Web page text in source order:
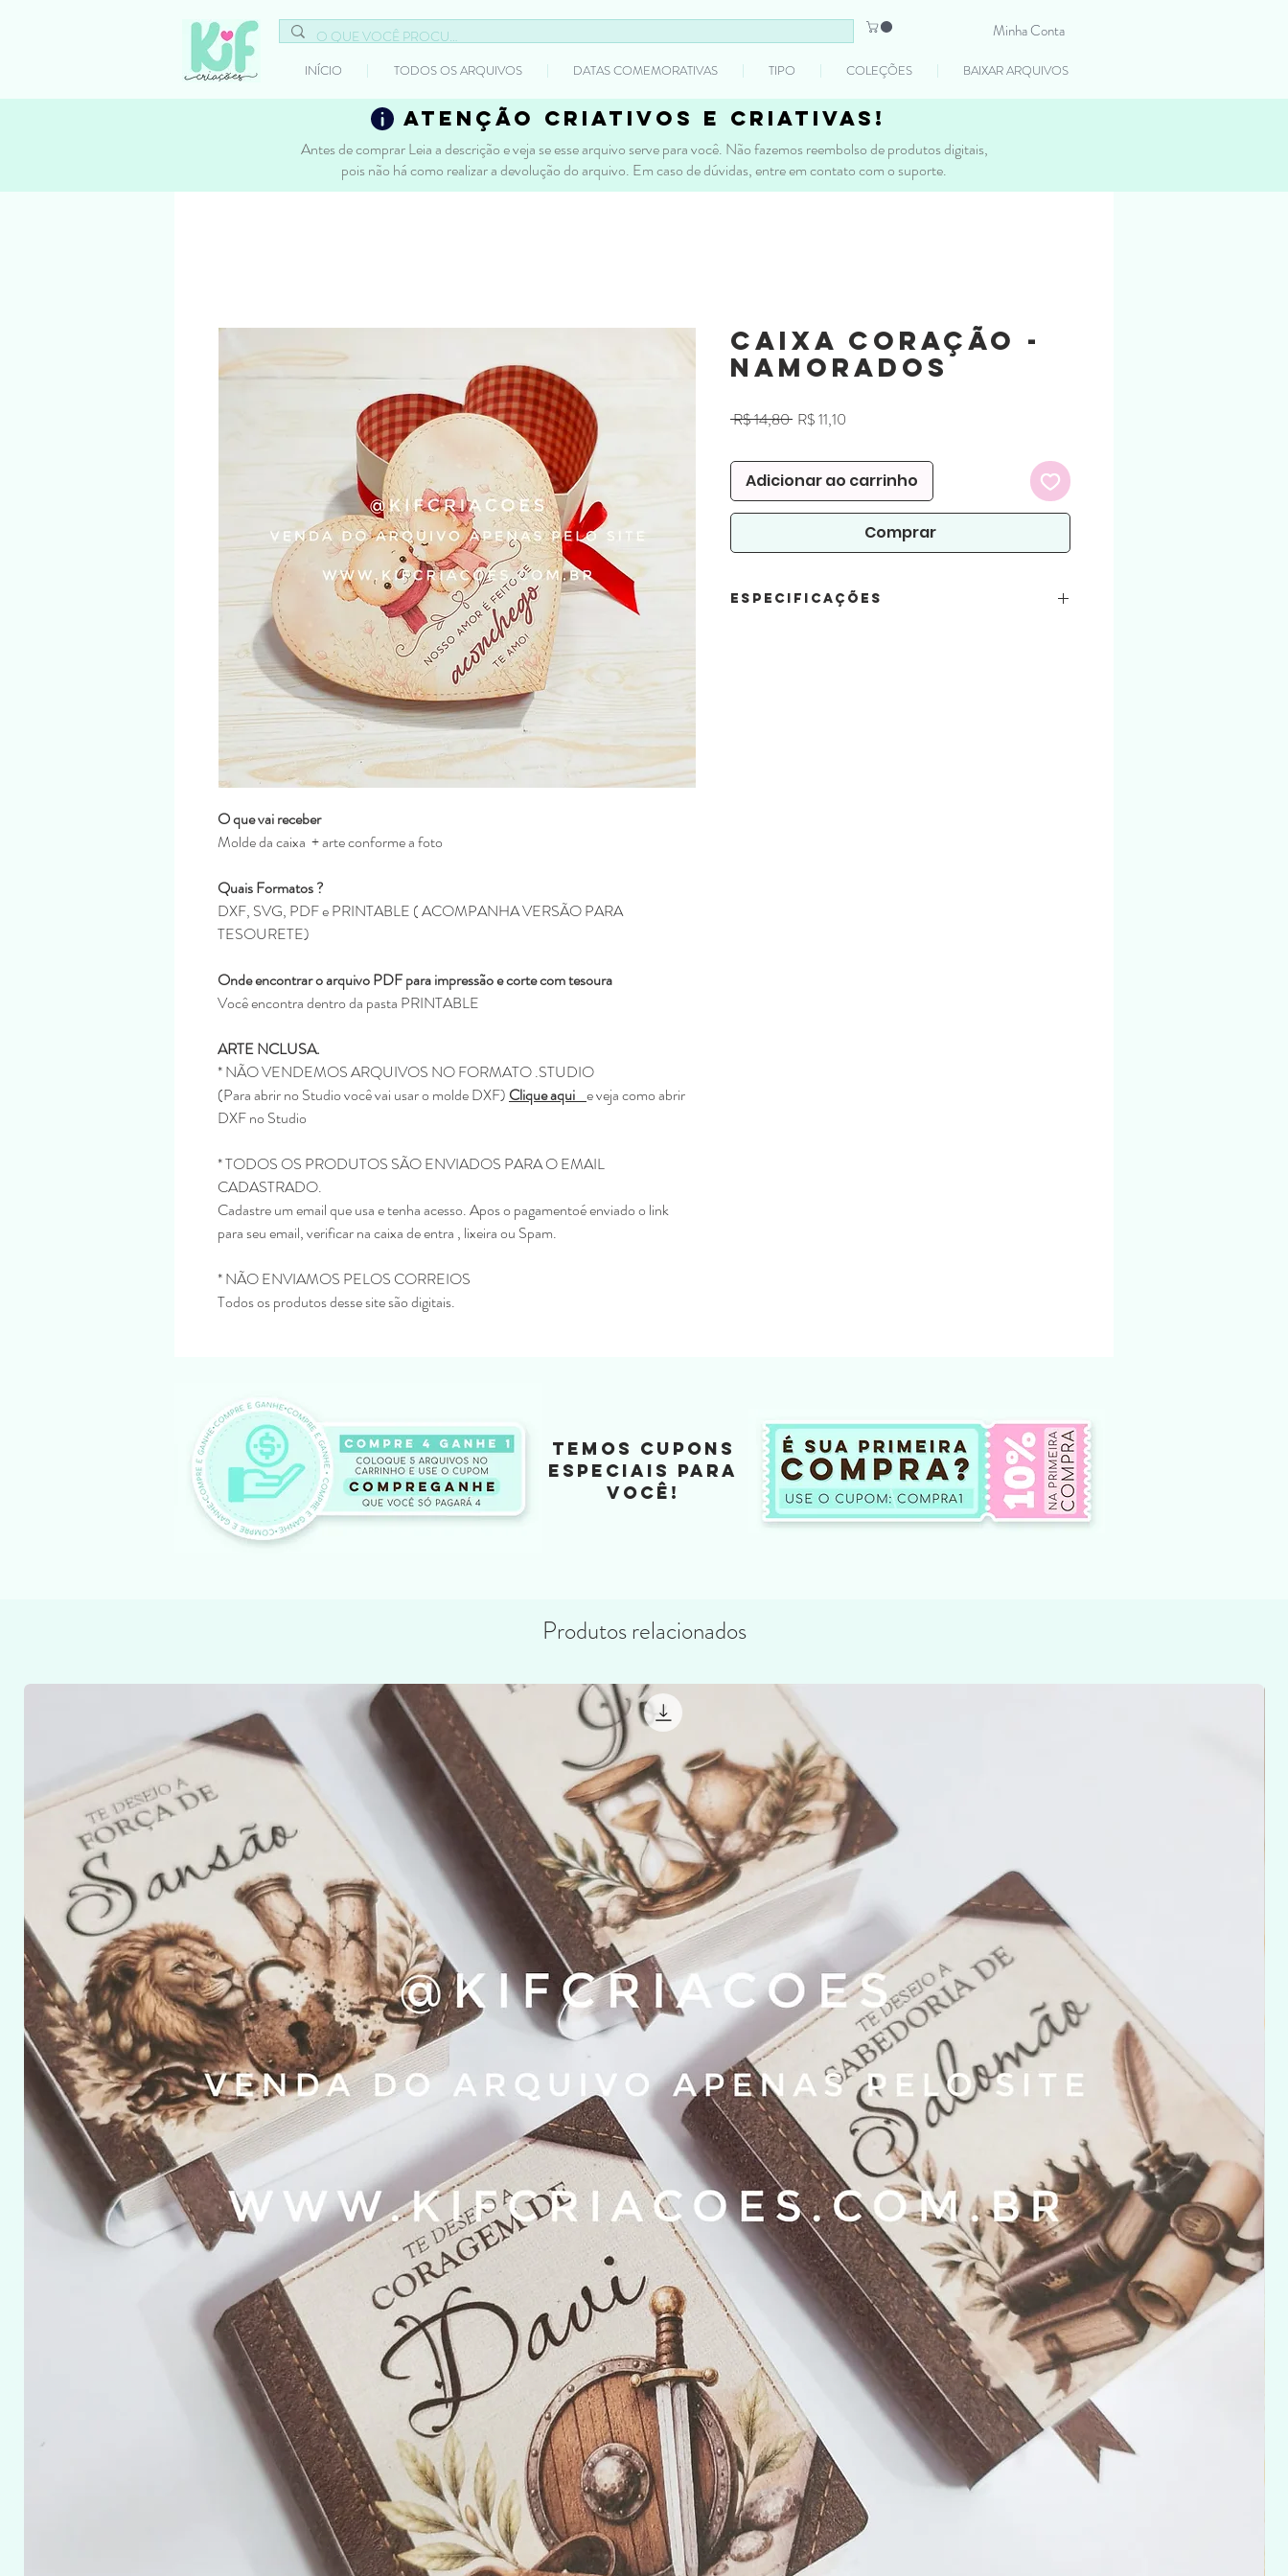
Minha Conta
INÍCIO TODOS OS ARQUIVOS DATAS COMEMORATIVAS TIPO COLEÇÕES BAIXAR ARQUIVOS
atenção criativos e criativas!
Antes de comprar Leia a descrição e veja se esse arquivo serve para você. Não fazemos reembolso de produtos digitais,
pois não há como realizar a devolução do arquivo. Em caso de dúvidas, entre em contato com o suporte.
O que vai receber
Molde da caixa + arte conforme a foto
Quais Formatos ?
DXF, SVG, PDF e PRINTABLE ( ACOMPANHA VERSÃO PARA
TESOURETE)
Onde encontrar o arquivo PDF para impressão e corte com tesoura
Você encontra dentro da pasta PRINTABLE
ARTE NCLUSA.
* NÃO VENDEMOS ARQUIVOS NO FORMATO .STUDIO
(Para abrir no Studio você vai usar o molde DXF) Clique aqui e veja como abrir
DXF no Studio
* TODOS OS PRODUTOS SÃO ENVIADOS PARA O EMAIL
CADASTRADO.
Cadastre um email que usa e tenha acesso. Apos o pagamentoé enviado o link
para seu email, verificar na caixa de entra , lixeira ou Spam.
* NÃO ENVIAMOS PELOS CORREIOS
Todos os produtos desse site são digitais.
Caixa Coração -
Namorados
R$ 14,80 Preço
R$ 11,10
Adicionar ao carrinho
Comprar
Especificações
TEMOS CUPONS
ESPECIAIS PARA
VOCÊ!
Produtos relacionados